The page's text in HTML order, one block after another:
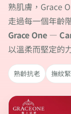
熟肌膚，Grace
走過每一個年齡
Grace One —
以溫柔而堅定的
熟齡抗老 撫紋